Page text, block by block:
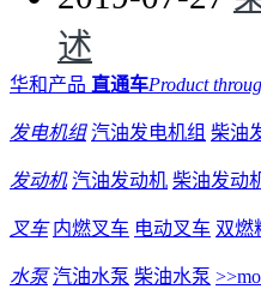
述
华和产品 直通车Product
发电机组 汽油发电机组 柴油
发动机 汽油发动机 柴油发动
叉车 内燃叉车 电动叉车 双燃
水泵 汽油水泵 柴油水泵